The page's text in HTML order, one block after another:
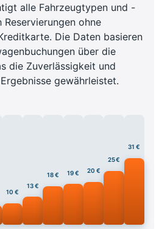
alle Fahrzeugtypen und -
Reservierungen ohne
Die Daten basieren
über die
die Zuverlässigkeit und
gewährleistet.
10 €
13 €
18 € 19 € 20 €
25 €
31 €